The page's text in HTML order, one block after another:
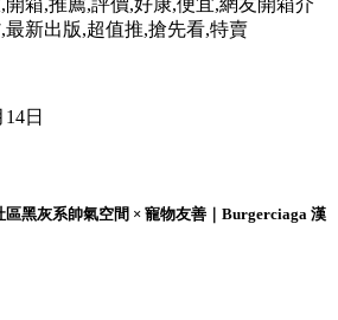
箱,推薦,評價,好康,便宜,網友開箱介
新出版,超值推,搶先看,特賣
日
區黑灰系帥氣空間 × 寵物友善｜Burgerciaga 漢